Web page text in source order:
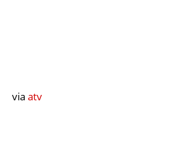
via atv